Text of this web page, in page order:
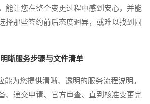
能让您在整个变更过程中感到安心，并能
择那些签约前后态度迥异，或难以找到固
晰服务步骤与文件清单
为您提供清晰、透明的服务流程说明。
、递交申请、官方审查、直到核准变更完